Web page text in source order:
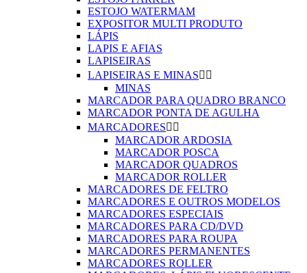
ESTOJO WATERMAM
EXPOSITOR MULTI PRODUTO
LÁPIS
LAPIS E AFIAS
LAPISEIRAS
LAPISEIRAS E MINAS 
MINAS
MARCADOR PARA QUADRO BRANCO
MARCADOR PONTA DE AGULHA
MARCADORES 
MARCADOR ARDOSIA
MARCADOR POSCA
MARCADOR QUADROS
MARCADOR ROLLER
MARCADORES DE FELTRO
MARCADORES E OUTROS MODELOS
MARCADORES ESPECIAIS
MARCADORES PARA CD/DVD
MARCADORES PARA ROUPA
MARCADORES PERMANENTES
MARCADORES ROLLER